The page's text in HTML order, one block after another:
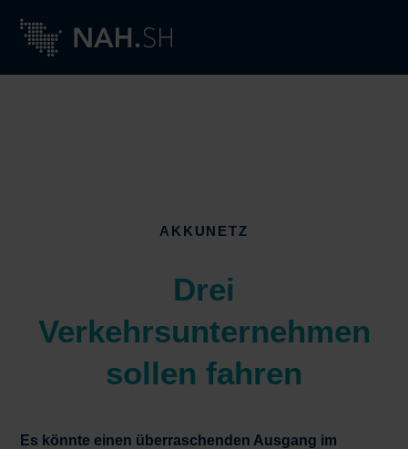
AKKUNETZ
Drei
Verkehrsunternehmen
sollen fahren
Es könnte einen überraschenden Ausgang im